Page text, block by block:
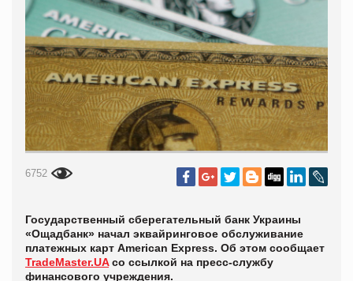
6752
Государственный сберегательный банк Украины
«Ощадбанк» начал эквайринговое обслуживание
платежных карт American Express. Об этом сообщает
TradeMaster.UAсо ссылкой на пресс-службу
финансового учреждения.